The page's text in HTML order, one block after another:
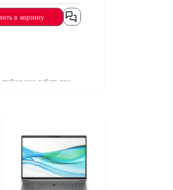
в корзину
работу при
хранение данных.
60Hz подходит
при